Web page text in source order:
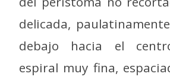
delicada,
debajo hacia el
espiral muy fina,